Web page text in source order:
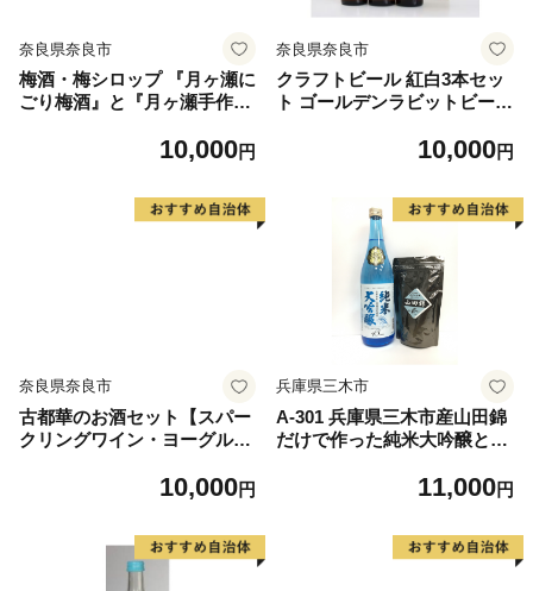
奈良県奈良市
梅酒・梅シロップ 『月ヶ瀬に
ごり梅酒』と『月ヶ瀬手作り
10,000円
奈良県奈良市
クラフトビール 紅白3本セッ
ト ゴールデンラビットビール
10,000円
奈良県奈良市
古都華のお酒セット【スパー
クリングワイン・ヨーグルト
お酒 ストロベリー 炭酸 ワイ
10,000円
兵庫県三木市
A-301 兵庫県三木市産山田錦
だけで作った純米大吟醸と酒
11,000円